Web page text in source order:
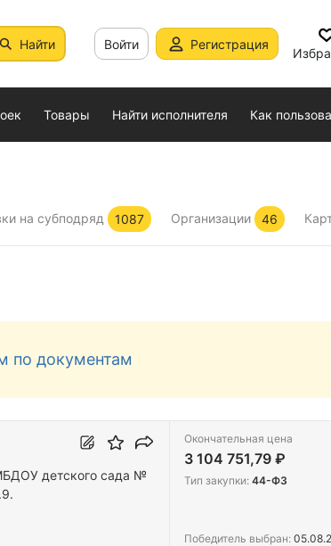
Найти Войти Регистрация
Товары Найти исполнителя Как
на субподряд 1087 Организации 46
по документам
детского сада №
Окончательная цена
3 104 751,79 ₽
Тип закупки: 44-ФЗ
Победитель выбран: